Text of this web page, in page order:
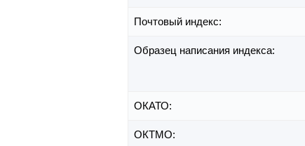
Почтовый индекс:
Образец написания индекса:
ОКАТО:
ОКТМО: